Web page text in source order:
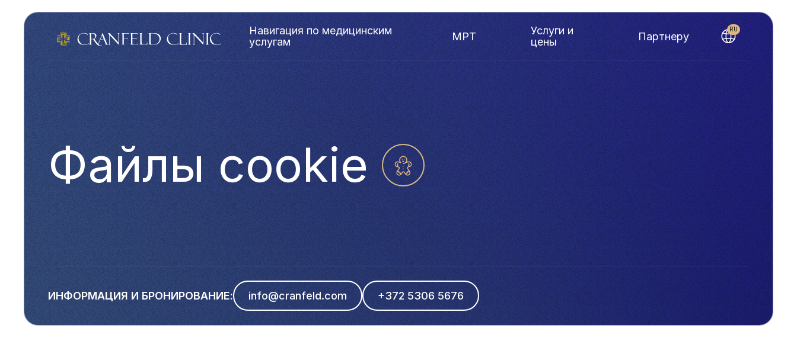
Навигация по медицинским
услугам
МРТ
Услуги и
цены
Партнеру
RU
Файлы cookie
ИНФОРМАЦИЯ И БРОНИРОВАНИЕ: info@cranfeld.com +372 5306 5676